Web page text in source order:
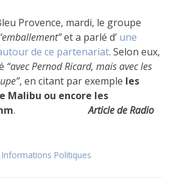
Provence, mardi, le groupe
et a parlé d’ une
de ce partenariat. Selon eux,
“avec Pernod Ricard, mais avec les
, en citant par exemple les
Malibu ou encore les
.
Article de Radio
Informations Politiques